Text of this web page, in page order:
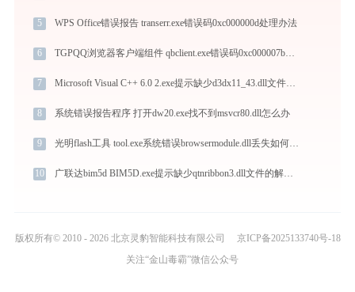
5 WPS Office错误报告 transerr.exe错误码0xc000000d处理办法
6 TGPQQ浏览器客户端组件 qbclient.exe错误码0xc000007b处理办法
7 Microsoft Visual C++ 6.0 2.exe提示缺少d3dx11_43.dll文件的解决办法
8 系统错误报告程序 打开dw20.exe找不到msvcr80.dll怎么办
9 光明flash工具 tool.exe系统错误browsermodule.dll丢失如何解决
10 广联达bim5d BIM5D.exe提示缺少qtnribbon3.dll文件的解决办法
版权所有© 2010 - 2026 北京灵豹智能科技有限公司
京ICP备2025133740号-18
关注“金山毒霸”微信公众号